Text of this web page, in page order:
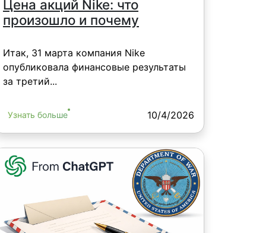
Цена акций Nike: что
произошло и почему
Итак, 31 марта компания Nike
опубликовала финансовые результаты
за третий...
Узнать больше 10/4/2026